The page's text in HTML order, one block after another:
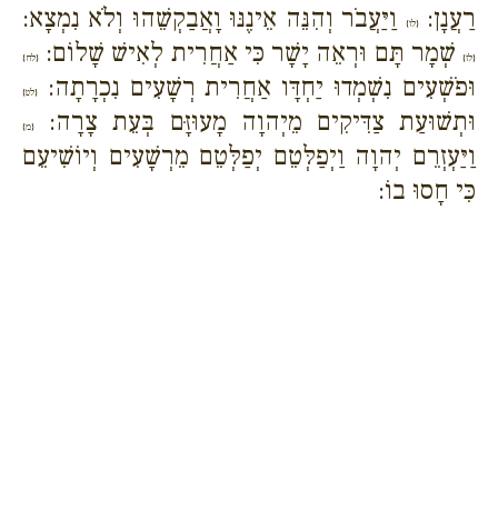
רַעֲנָן:{לו} וַיַּעֲבֹר וְהִנֵּה אֵינֶנּוּ וָאֲבַקְשֵׁהוּ וְלֹא נִמְצָא:
{לז} שְׁמָר תָּם וּרְאֵה יָשָׁר כִּי אַחֲרִית לְאִישׁ שָׁלוֹם: {לח}
וּפֹשְׁעִים נִשְׁמְדוּ יַחְדָּו אַחֲרִית רְשָׁעִים נִכְרָתָה: {לט}
וּתְשׁוּעַת צַדִּיקִים מֵיְהוָה מָעוּזָּם בְּעֵת צָרָה: {מ}
וַיַּעְזְרֵם יְהוָה וַיְפַלְּטֵם יְפַלְּטֵם מֵרְשָׁעִים וְיוֹשִׁיעֵם
כִּי חָסוּ בוֹ: